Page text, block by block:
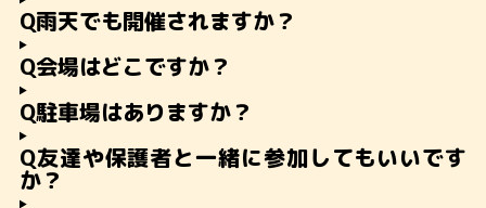
Q雨天でも開催されますか？
Q会場はどこですか？
Q駐車場はありますか？
Q友達や保護者と一緒に参加してもいいです
か？